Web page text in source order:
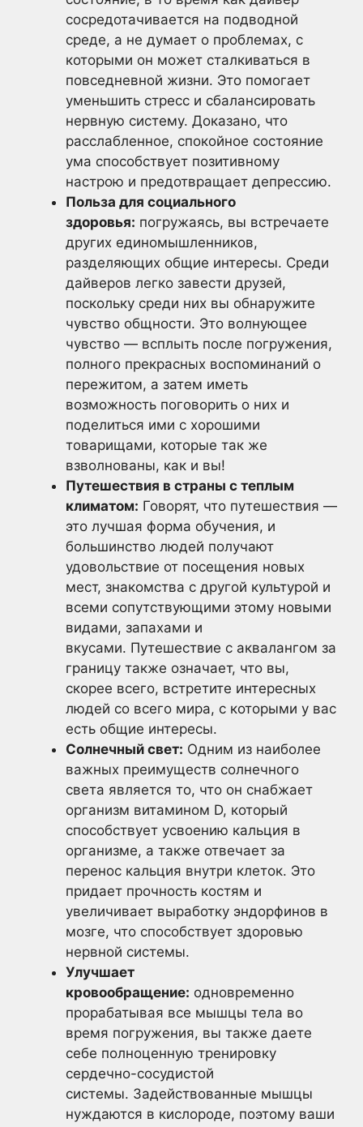
сосредотачивается на подводной
среде, а не думает о проблемах, с
которыми он может сталкиваться в
повседневной жизни. Это помогает
уменьшить стресс и сбалансировать
нервную систему. Доказано, что
расслабленное, спокойное состояние
ума способствует позитивному
настрою и предотвращает депрессию.
Польза для социального
здоровья: погружаясь, вы встречаете
других единомышленников,
разделяющих общие интересы. Среди
дайверов легко завести друзей,
поскольку среди них вы обнаружите
чувство общности. Это волнующее
чувство — всплыть после погружения,
полного прекрасных воспоминаний о
пережитом, а затем иметь
возможность поговорить о них и
поделиться ими с хорошими
товарищами, которые так же
взволнованы, как и вы!
Путешествия в страны с теплым
климатом: Говорят, что путешествия —
это лучшая форма обучения, и
большинство людей получают
удовольствие от посещения новых
мест, знакомства с другой культурой и
всеми сопутствующими этому новыми
видами, запахами и
вкусами. Путешествие с аквалангом за
границу также означает, что вы,
скорее всего, встретите интересных
людей со всего мира, с которыми у вас
есть общие интересы.
Солнечный свет: Одним из наиболее
важных преимуществ солнечного
света является то, что он снабжает
организм витамином D, который
способствует усвоению кальция в
организме, а также отвечает за
перенос кальция внутри клеток. Это
придает прочность костям и
увеличивает выработку эндорфинов в
мозге, что способствует здоровью
нервной системы.
Улучшает
кровообращение: одновременно
прорабатывая все мышцы тела во
время погружения, вы также даете
себе полноценную тренировку
сердечно-сосудистой
системы. Задействованные мышцы
нуждаются в кислороде, поэтому ваши